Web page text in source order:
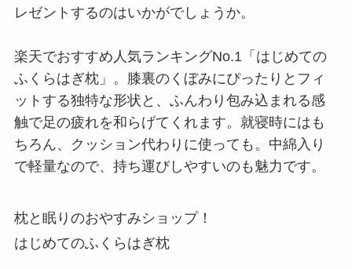
レゼントするのはいかがでしょうか。
楽天でおすすめ人気ランキングNo.1「はじめての
ふくらはぎ枕」。膝裏のくぼみにぴったりとフィ
ットする独特な形状と、ふんわり包み込まれる感
触で足の疲れを和らげてくれます。就寝時にはも
ちろん、クッション代わりに使っても。中綿入り
で軽量なので、持ち運びしやすいのも魅力です。
枕と眠りのおやすみショップ！
はじめてのふくらはぎ枕